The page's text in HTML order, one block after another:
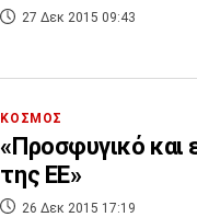
27 Δεκ 2015 09:43
ΚΟΣΜΟΣ
«Προσφυγικό και
της ΕΕ»
26 Δεκ 2015 17:19